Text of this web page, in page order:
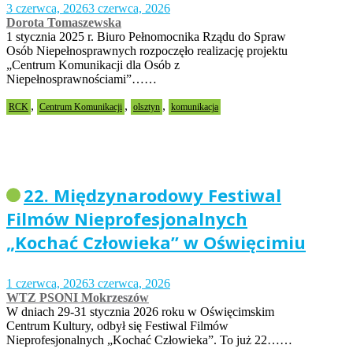
3 czerwca, 20263 czerwca, 2026
Dorota Tomaszewska
1 stycznia 2025 r. Biuro Pełnomocnika Rządu do Spraw
Osób Niepełnosprawnych rozpoczęło realizację projektu
„Centrum Komunikacji dla Osób z
Niepełnosprawnościami”……
RCK , Centrum Komunikacji , olsztyn , komunikacja
22. Międzynarodowy Festiwal
Filmów Nieprofesjonalnych
„Kochać Człowieka” w Oświęcimiu
1 czerwca, 20263 czerwca, 2026
WTZ PSONI Mokrzeszów
W dniach 29-31 stycznia 2026 roku w Oświęcimskim
Centrum Kultury, odbył się Festiwal Filmów
Nieprofesjonalnych „Kochać Człowieka”. To już 22……